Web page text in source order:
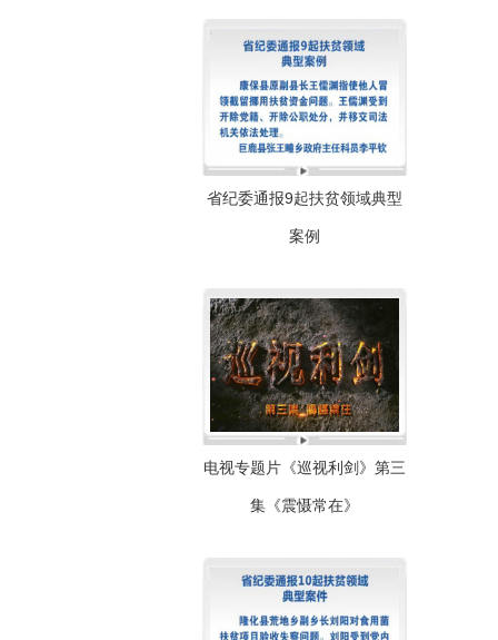
省纪委通报9起扶贫领域典型
案例
电视专题片《巡视利剑》第三
集《震慑常在》